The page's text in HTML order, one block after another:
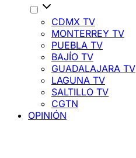
CDMX TV
MONTERREY TV
PUEBLA TV
BAJÍO TV
GUADALAJARA TV
LAGUNA TV
SALTILLO TV
CGTN
OPINIÓN